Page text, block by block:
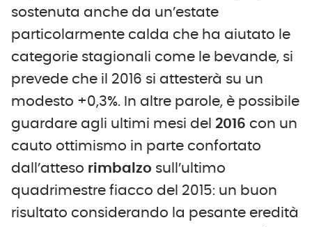
sostenuta anche da un’estate
particolarmente calda che ha aiutato le
categorie stagionali come le bevande, si
prevede che il 2016 si attesterà su un
modesto +0,3%. In altre parole, è possibile
guardare agli ultimi mesi del 2016 con un
cauto ottimismo in parte confortato
dall’atteso rimbalzo sull’ultimo
quadrimestre fiacco del 2015: un buon
risultato considerando la pesante eredità